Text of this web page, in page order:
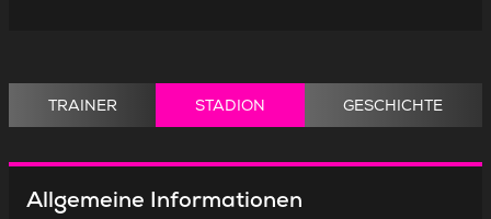
TRAINER STADION GESCHICHTE
Allgemeine Informationen